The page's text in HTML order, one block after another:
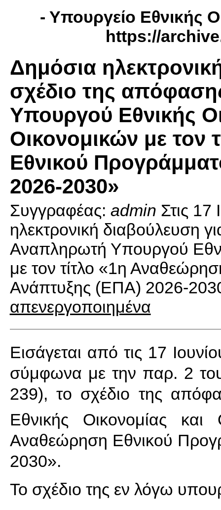
- Υπουργείο Εθνικής
https://
Δημόσια
σχέδιο της
Υπουργού Εθνικής
Οικονομικών με τον
Εθνικού
2026-2030»
Συγγραφέας: admin Στις 17
ηλεκτρονική διαβούλευση
Αναπληρωτή Υπουργού
με τον τίτλο «1η
Ανάπτυξης (ΕΠΑ) 2026-
απενεργοποιημένα
Εισάγεται από τις 17
σύμφωνα με την παρ. 2
239), το σχέδιο της
Εθνικής Οικονομίας
Αναθεώρηση Εθνικού
2030».
Το σχέδιο της εν λόγω